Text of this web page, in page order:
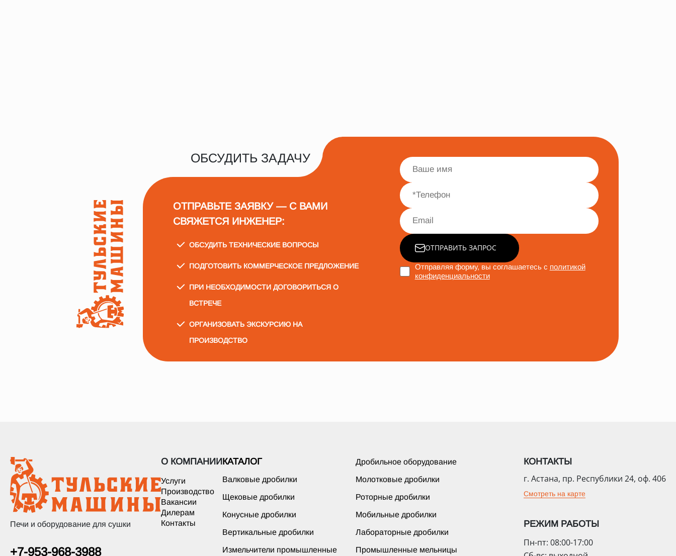
ОБСУДИТЬ ЗАДАЧУ
ОТПРАВЬТЕ ЗАЯВКУ — С ВАМИ
СВЯЖЕТСЯ ИНЖЕНЕР:
ОБСУДИТЬ ТЕХНИЧЕСКИЕ ВОПРОСЫ
ПОДГОТОВИТЬ КОММЕРЧЕСКОЕ ПРЕДЛОЖЕНИЕ
ПРИ НЕОБХОДИМОСТИ ДОГОВОРИТЬСЯ О
ВСТРЕЧЕ
ОРГАНИЗОВАТЬ ЭКСКУРСИЮ НА
ПРОИЗВОДСТВО
ОТПРАВИТЬ ЗАПРОС
Отправляя форму, вы соглашаетесь с политикой
конфиденциальности
Печи и оборудование для сушки
+7-953-968-3988
О КОМПАНИИ
Услуги
Производство
Вакансии
Дилерам
Контакты
КАТАЛОГ Дробильное оборудование
Валковые дробилки Молотковые дробилки
Щековые дробилки Роторные дробилки
Конусные дробилки Мобильные дробилки
Вертикальные дробилки Лабораторные дробилки
Измельчители промышленные Промышленные мельницы
КОНТАКТЫ
г. Астана, пр. Республики 24, оф. 406
Смотреть на карте
РЕЖИМ РАБОТЫ
Пн-пт: 08:00-17:00